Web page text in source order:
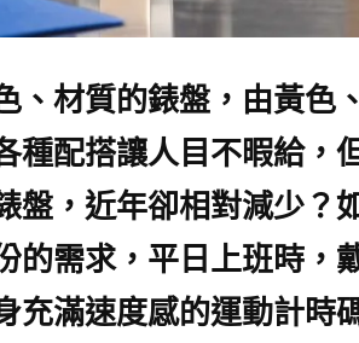
、材質的錶盤，由黃色
種配搭讓人目不暇給，
盤，近年卻相對減少？
的需求，平日上班時，
充滿速度感的運動計時